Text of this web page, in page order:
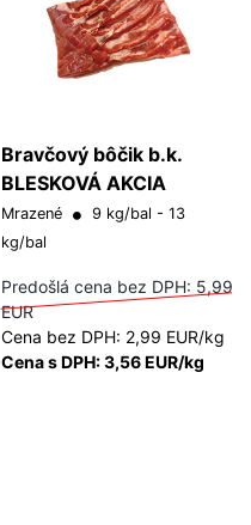
Bravčový bôčik b.k.
BLESKOVÁ AKCIA
Mrazené
9 kg/bal - 13
kg/bal
Predošlá cena bez DPH: 5,99
EUR
Cena bez DPH: 2,99 EUR/kg
Cena s DPH: 3,56 EUR/kg